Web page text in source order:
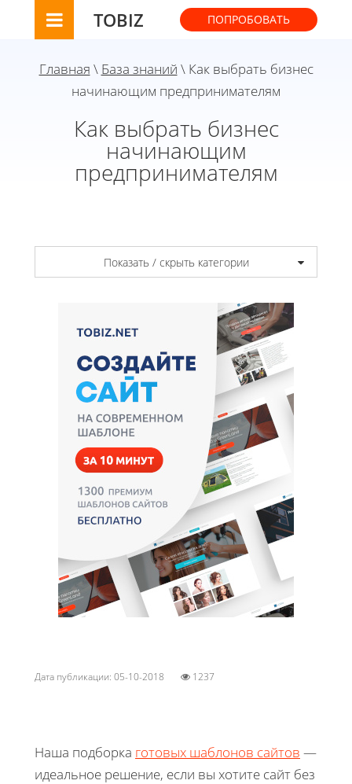
TOBIZ ПОПРОБОВАТЬ
Главная \ База знаний \ Как выбрать бизнес
начинающим предпринимателям
Как выбрать бизнес
начинающим
предпринимателям
Показать / скрыть категории
Дата публикации: 05-10-2018 1237
Наша подборка готовых шаблонов сайтов —
идеальное решение, если вы хотите сайт без